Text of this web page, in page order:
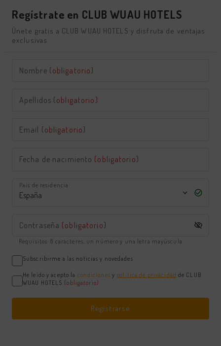
Regístrate en CLUB WUAU HOTELS
Únete gratis a CLUB WUAU HOTELS y disfruta de ventajas
exclusivas
Nombre (obligatorio)
Apellidos (obligatorio)
Email (obligatorio)
Fecha de nacimiento (obligatorio)
País de residencia
Contraseña (obligatorio)
Requisitos: 8 caracteres, un número y una letra mayúscula.
Subscribirme a las noticias y novedades
He leído y acepto la condiciones y política de privacidad de CLUB
WUAU HOTELS (obligatorio)
Registrarse